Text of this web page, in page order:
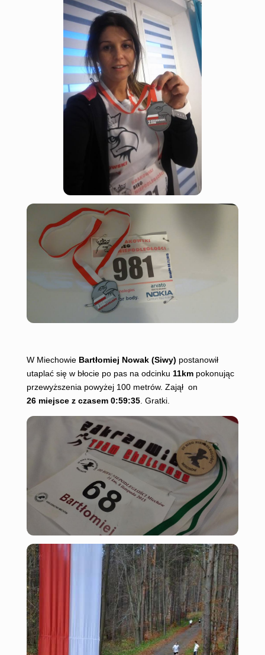
W Miechowie Bartłomiej Nowak (Siwy) postanowił
utaplać się w błocie po pas na odcinku 11kmpokonując
przewyższenia powyżej 100 metrów. Zajął on
26 miejsce z czasem 0:59:35. Gratki.